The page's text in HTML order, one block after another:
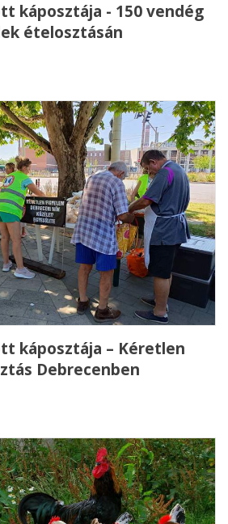
káposztája - 150 vendég
ételosztásán
káposztája – Kéretlen
Debrecenben